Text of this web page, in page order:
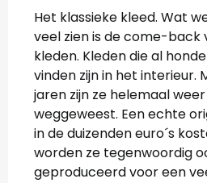
Het klassieke kleed. Wat
veel zien is de come-back
kleden. Kleden die al
vinden zijn in het interieur.
jaren zijn ze helemaal
weggeweest. Een echte
in de duizenden euro´s
worden ze tegenwoordig
geproduceerd voor een